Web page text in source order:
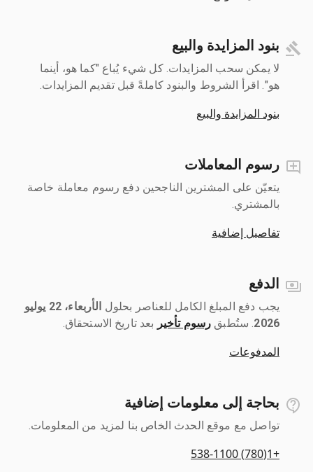
بنود المزايدة والبيع
لا يمكن سحب المزايدات. كل شيء يُباع "كما هو، أينما
هو". اقرأ الشروط والبنود كاملةً قبل تقديم المزايدات.
بنود المزايدة والبيع
رسوم المعاملات
يتعيّن على المشترين الناجحين دفع رسوم معاملة خاصة
بالمشتري.
تفاصيل إضافية
الدفع
يجب دفع المبلغ الكامل للعناصر بحلول ‎
الأربعاء، 22 يوليو
2026
رسوم تأخير بعد تاريخ الاستحقاق.
المدفوعات
بحاجة إلى معلومات إضافية
تواصل مع موقع الحدث الخاص بنا لمزيد من المعلومات.
+1(780) 538-1100